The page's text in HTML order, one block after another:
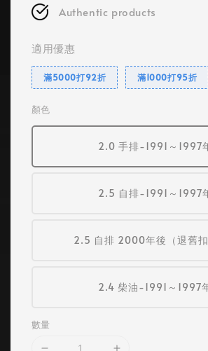
Authentic products
適用優惠
滿5000打92折 滿1000打95折
顏色
2.0 手排-1991～1997
2.5 自排-1991～1997
2.5 自排 2000年後（退舊扣
2.4 柴油-1991～1997
數量